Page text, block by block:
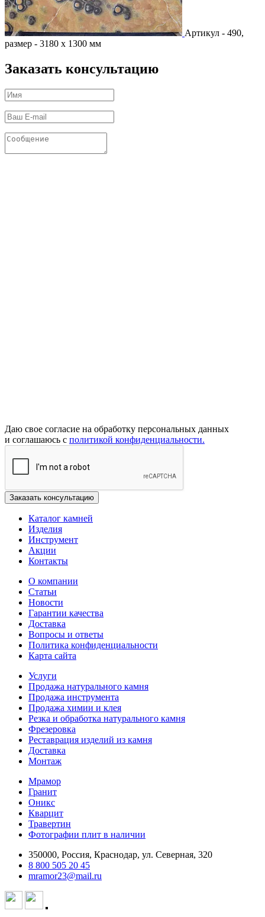
Артикул - 490,
размер - 3180 х 1300 мм
Заказать консультацию
Даю свое согласие на обработку персональных данных
и соглашаюсь с политикой конфиденциальности.
Каталог камней
Изделия
Инструмент
Акции
Контакты
О компании
Статьи
Новости
Гарантии качества
Доставка
Вопросы и ответы
Политика конфиденциальности
Карта сайта
Услуги
Продажа натурального камня
Продажа инструмента
Продажа химии и клея
Резка и обработка натурального камня
Фрезеровка
Реставрация изделий из камня
Доставка
Монтаж
Мрамор
Гранит
Оникс
Кварцит
Травертин
Фотографии плит в наличии
350000, Россия, Краснодар, ул. Северная, 320
8 800 505 20 45
mramor23@mail.ru